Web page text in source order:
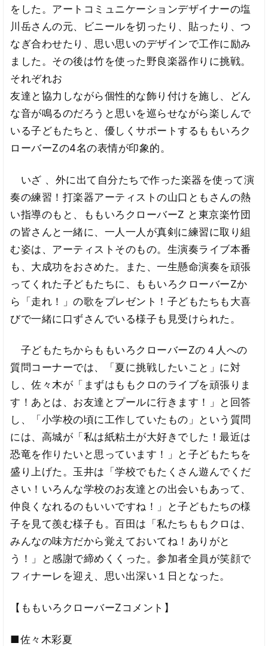
をした。アートコミュニケーションデザイナーの塩
川岳さんの元、ビニールを切ったり、貼ったり、つ
なぎ合わせたり、思い思いのデザインで工作に励み
ました。その後は竹を使った野良楽器作りに挑戦。
それぞれお
友達と協力しながら個性的な飾り付けを施し、どん
な音が鳴るのだろうと思いを巡らせながら楽しんで
いる子どもたちと、優しくサポートするももいろク
ローバーZの4名の表情が印象的。
いざ 、外に出て自分たちで作った楽器を使って演
奏の練習！打楽器アーティストの山口ともさんの熱
い指導のもと、ももいろクローバーZ と東京楽竹団
の皆さんと一緒に、一人一人が真剣に練習に取り組
む姿は、アーティストそのもの。生演奏ライブ本番
も、大成功をおさめた。また、一生懸命演奏を頑張
ってくれた子どもたちに、ももいろクローバーZか
ら「走れ！」の歌をプレゼント！子どもたちも大喜
びで一緒に口ずさんでいる様子も見受けられた。
子どもたちからももいろクローバーZの４人への
質問コーナーでは、「夏に挑戦したいこと」に対
し、佐々木が「まずはももクロのライブを頑張りま
す！あとは、お友達とプールに行きます！」と回答
し、「小学校の頃に工作していたもの」という質問
には、高城が「私は紙粘土が大好きでした！最近は
恐竜を作りたいと思っています！」と子どもたちを
盛り上げた。玉井は「学校でもたくさん遊んでくだ
さい！いろんな学校のお友達との出会いもあって、
仲良くなれるのもいいですね！」と子どもたちの様
子を見て羨む様子も。百田は「私たちももクロは、
みんなの味方だから覚えておいてね！ありがと
う！」と感謝で締めくくった。参加者全員が笑顔で
フィナーレを迎え、思い出深い１日となった。
【ももいろクローバーZコメント】
■佐々木彩夏